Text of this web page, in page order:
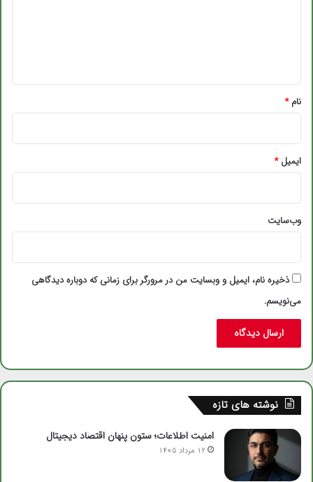
نام*
ایمیل*
وب‌سایت
ذخیره نام، ایمیل و وبسایت من در مرورگر برای زمانی که دوباره دیدگاهی
می‌نویسم.
نوشته های تازه
امنیت اطلاعات؛ ستون پنهان اقتصاد دیجیتال
12 مرداد 1405